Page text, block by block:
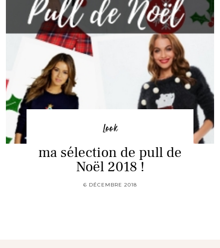
Look
ma sélection de pull de
Noël 2018 !
6 DÉCEMBRE 2018